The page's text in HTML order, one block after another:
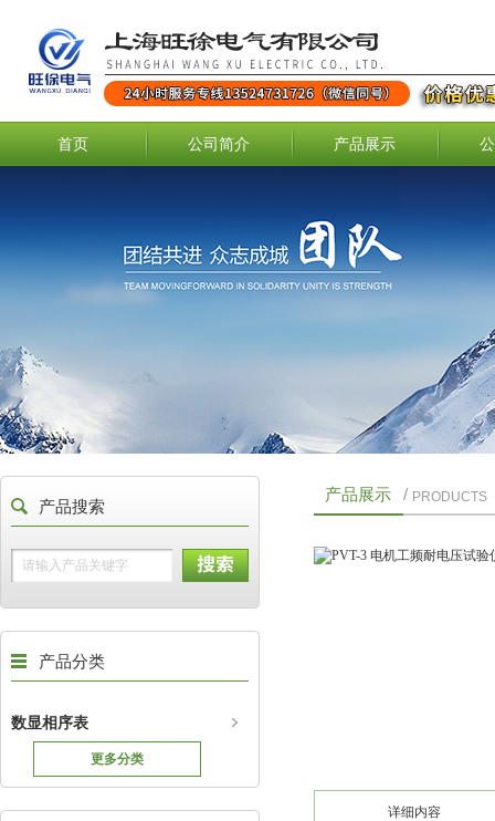
首页 公司简介 产品展示
产品搜索
产品分类
数显相序表
更多分类
产品展示 / PRODUCTS
详细内容